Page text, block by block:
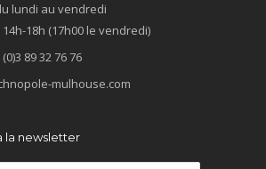
lundi au vendredi
18h (17h00 le vendredi)
89 32 76 76
mulhouse.com
la newsletter